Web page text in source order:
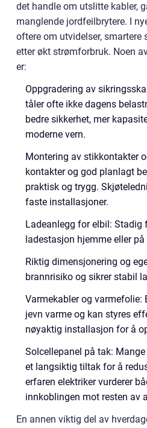
det handle om utslitte kabler,
manglende jordfeilbrytere. I
oftere om utvidelser, smartere
etter økt strømforbruk. Noen
er:
Oppgradering av
tåler ofte ikke dagens
bedre sikkerhet, mer
moderne vern.
Montering av stikkontakter
kontakter og god planlagt
praktisk og trygg.
faste installasjoner.
Ladeanlegg for elbil: Stadig
ladestasjon hjemme eller
Riktig dimensjonering og
brannrisiko og sikrer stabil
Varmekabler og varmefolie:
jevn varme og kan styres
nøyaktig installasjon for å
Solcellepanel på tak:
et langsiktig tiltak for å
erfaren elektriker vurderer
innkoblingen mot resten av
En annen viktig del av